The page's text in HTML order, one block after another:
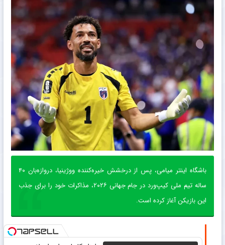
باشگاه اینتر میامی، پس از درخشش خیره‌کننده ووژینیا، دروازه‌بان ۴۰
ساله تیم ملی کیپ‌ورد در جام جهانی ۲۰۲۶، مذاکرات خود را برای جذب
این بازیکن آغاز کرده است.